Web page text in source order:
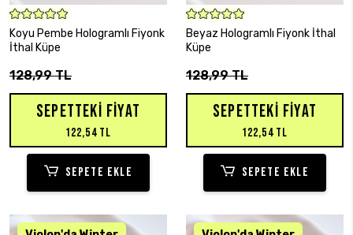
SEPETE EKLE
Koyu Pembe Hologramlı Fiyonk
İthal Küpe
128,99 TL
SEPETTEKI FIYAT
122,54 TL
SEPETE EKLE
SEPETE EKLE
Beyaz Hologramlı Fiyonk İthal
Küpe
128,99 TL
SEPETTEKI FIYAT
122,54 TL
SEPETE EKLE